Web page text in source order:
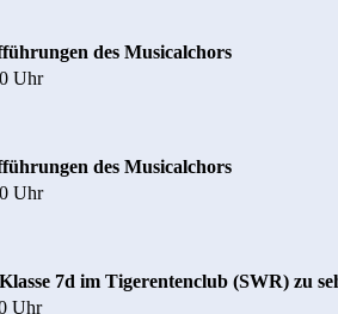
des Musicalchors
Uhr
des Musicalchors
Uhr
7d im Tigerentenclub (SWR) zu
Uhr